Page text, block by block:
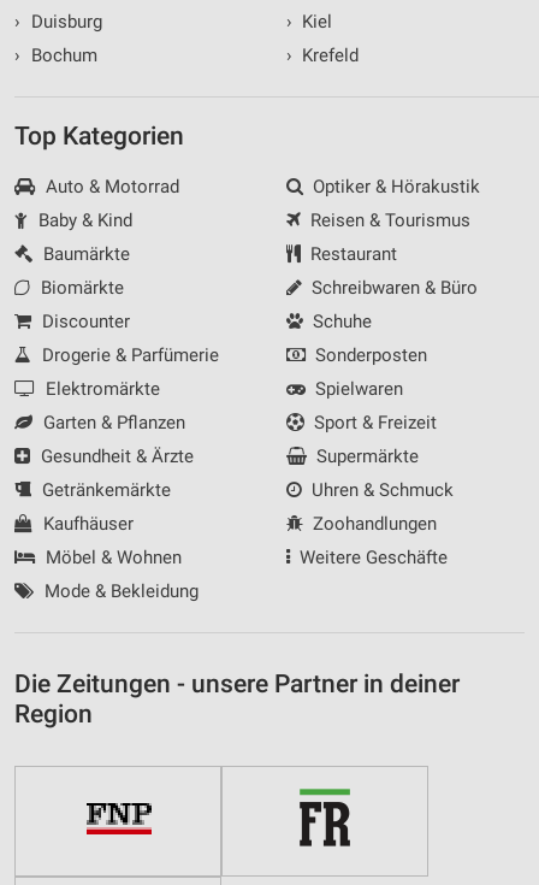
›
Duisburg
›
Bochum
› Kiel
› Krefeld
Top Kategorien
Auto & Motorrad
Baby & Kind
Baumärkte
Biomärkte
Discounter
Drogerie & Parfümerie
Elektromärkte
Garten & Pflanzen
Gesundheit & Ärzte
Getränkemärkte
Kaufhäuser
Möbel & Wohnen
Mode & Bekleidung
Optiker & Hörakustik
Reisen & Tourismus
Restaurant
Schreibwaren & Büro
Schuhe
Sonderposten
Spielwaren
Sport & Freizeit
Supermärkte
Uhren & Schmuck
Zoohandlungen
Weitere Geschäfte
Die Zeitungen - unsere Partner in deiner
Region